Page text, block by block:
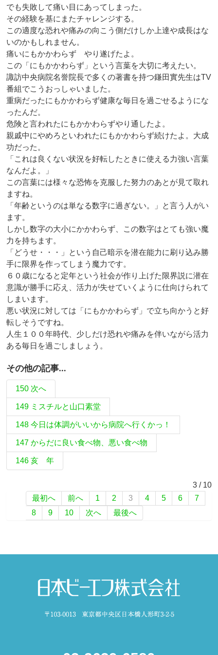
でも失敗して痛い目にあってしまった。
その経験を基にまたチャレンジする。
この適度な恐れや痛みの向こう側だけしか上達や成長はな
いのかもしれません。
痛いにもかかわらず やり遂げたよ。
この「にもかかわらず」という言葉を大切に考えたい。
諏訪中央病院名誉院長で多くの著書を持つ鎌田實先生はTV
番組でこうおっしゃいました。
重病だったにもかかわらず健康な毎日を過ごせるようにな
ったんだ。
危険と言われたにもかかわらずやり通したよ。
親戚中にやめろといわれたにもかかわらず続けたよ。大成
功だった。
「これは良くない状況を好転したときに使える力強い言葉
なんだよ。」
この言葉には様々な恐怖を克服した努力のあとが見て取れ
ますね。
「年齢というのは単なる数字に過ぎない。」と言う人がい
ます。
しかし数字の大小にかかわらず、この数字はとても強い魔
力を持ちます。
「どうせ・・・」という自己暗示を潜在能力に刷り込み勝
手に限界を作ってしまう魔力です。
６０歳になると定年という社会が作り上げた限界説に潜在
意識が勝手に応え、活力が失せていくように仕向けられて
しまいます。
悪い状況に対しては「にもかかわらず」で立ち向かうと好
転しそうですね。
人生１００年時代、少しだけ恐れや痛みを伴いながら活力
ある毎日を過ごしましょう。
その他の記事...
150 次へ
149 ミスチルと山口素堂
148 今日は体調がいいから病院へ行くかっ！
147 からだに良い食べ物、悪い食べ物
146 亥 年
3 / 10
最初へ
前へ 1 2 3 4 5 6
7
8
9 10 次へ 最後へ